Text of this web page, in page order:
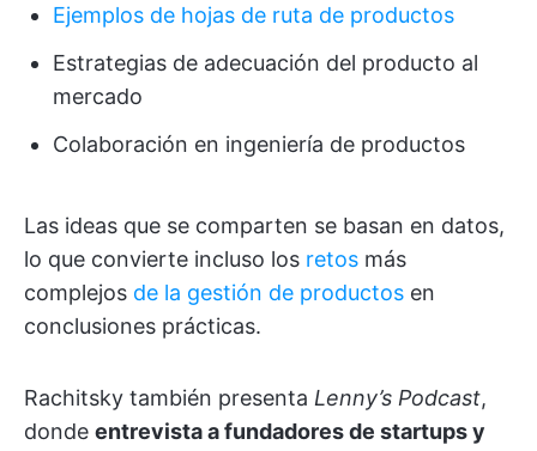
Ejemplos de hojas de ruta de productos
Estrategias de adecuación del producto al
mercado
Colaboración en ingeniería de productos
Las ideas que se comparten se basan en datos,
lo que convierte incluso los retos más
complejos de la gestión de productos en
conclusiones prácticas.
Rachitsky también presenta Lenny’s Podcast,
donde entrevista a fundadores de startups y